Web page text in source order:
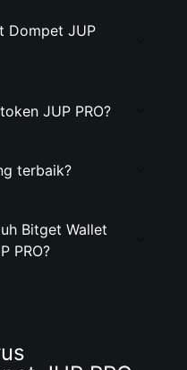
Dompet JUP
JUP PRO?
terbaik?
Bitget Wallet
PRO?